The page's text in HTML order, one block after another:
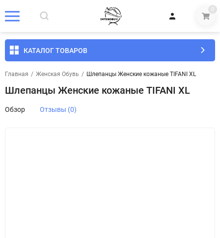
0
КАТАЛОГ ТОВАРОВ
Главная / Женская Обувь / Шлепанцы Женские кожаные TIFANI XL
Шлепанцы Женские кожаные TIFANI XL
Обзор Отзывы (0)